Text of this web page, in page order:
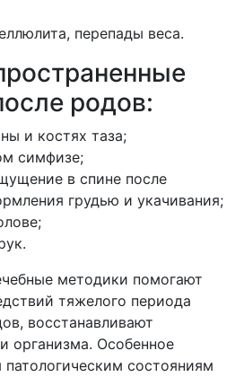
перепады веса.
родов:
и костях таза;
симфизе;
в спине после
грудью и укачивания;
методики помогают
тяжелого периода
восстанавливают
организма. Особенное
патологическим состояниям